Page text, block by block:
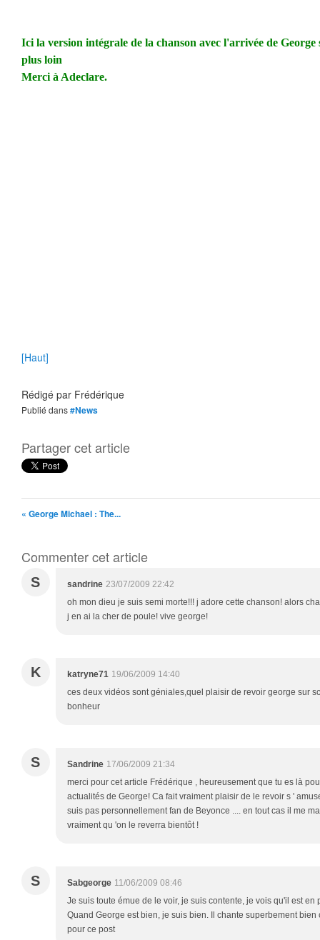
Ici la version intégrale de la chanson avec l'arrivée de George
plus loin
Merci à Adeclare.
[Haut]
Rédigé par Frédérique
Publié dans#News
Partager cet article
« George Michael : The...
Commenter cet article
S sandrine 23/07/2009 22:42
oh mon dieu je suis semi morte!!! j adore cette chanson! alors
j en ai la cher de poule! vive george!
K katryne71 19/06/2009 14:40
ces deux vidéos sont géniales,quel plaisir de revoir george sur
bonheur
S Sandrine 17/06/2009 21:34
merci pour cet article Frédérique , heureusement que tu es là
actualités de George! Ca fait vraiment plaisir de le revoir s '
suis pas personnellement fan de Beyonce .... en tout cas il me
vraiment qu 'on le reverra bientôt !
S Sabgeorge 11/06/2009 08:46
Je suis toute émue de le voir, je suis contente, je vois qu'il est en
Quand George est bien, je suis bien. Il chante superbement bien
pour ce post